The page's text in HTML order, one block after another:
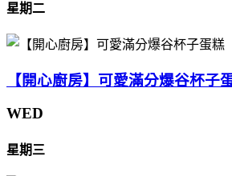
星期二
【開心廚房】可愛滿分爆谷杯子
WED
星期三